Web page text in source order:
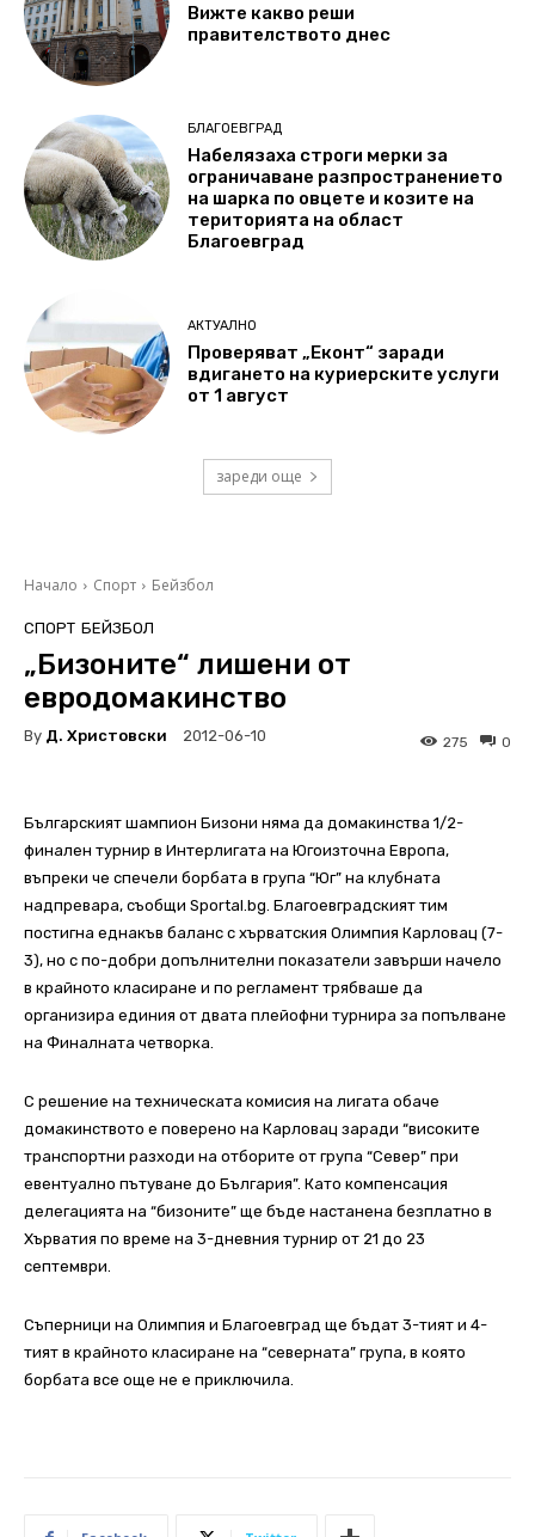
Вижте какво реши
правителството днес
БЛАГОЕВГРАД
Набелязаха строги мерки за
ограничаване разпространението
на шарка по овцете и козите на
територията на област
Благоевград
АКТУАЛНО
Проверяват „Еконт“ заради
вдигането на куриерските услуги
от 1 август
зареди още